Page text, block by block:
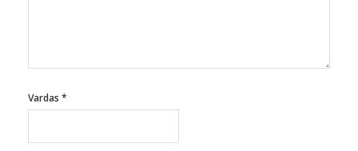
Vardas *